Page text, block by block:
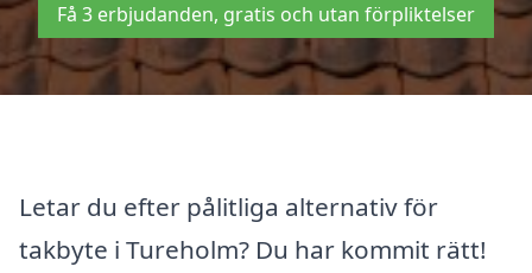
Få 3 erbjudanden, gratis och utan förpliktelser
Letar du efter pålitliga alternativ för
takbyte i Tureholm? Du har kommit rätt!